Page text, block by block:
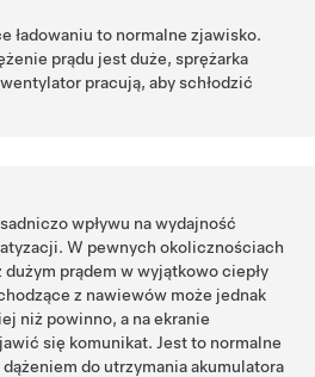
ładowaniu to normalne zjawisko.
prądu jest duże, sprężarka
pracują, aby schłodzić
wpływu na wydajność
W pewnych okolicznościach
dużym prądem w wyjątkowo ciepły
z nawiewów może jednak
niż powinno, a naekranie
się komunikat. Jest to normalne
do utrzymania akumulatora